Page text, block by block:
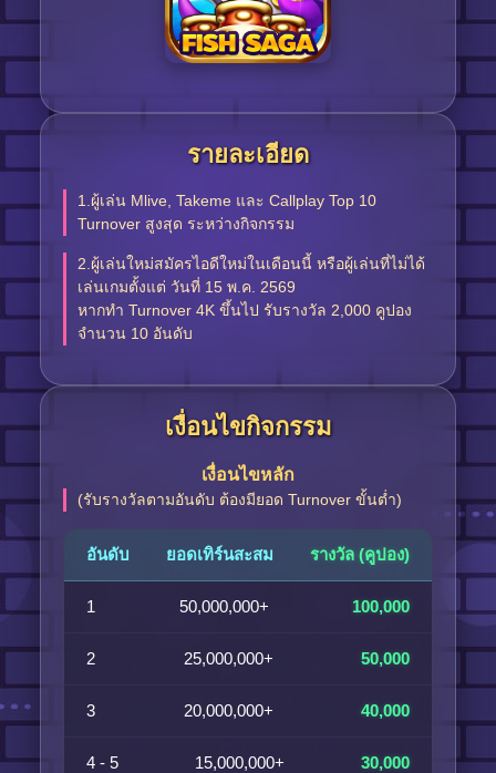
รายละเอียด
1.ผู้เล่น Mlive, Takeme และ Callplay Top 10
Turnover สูงสุด ระหว่างกิจกรรม
2.ผู้เล่นใหม่สมัครไอดีใหม่ในเดือนนี้ หรือผู้เล่นที่ไม่ได้
เล่นเกมตั้งแต่ วันที่ 15 พ.ค. 2569
หากทำ Turnover 4K ขึ้นไป รับรางวัล 2,000 คูปอง
จำนวน 10 อันดับ
เงื่อนไขกิจกรรม
เงื่อนไขหลัก
(รับรางวัลตามอันดับ ต้องมียอด Turnover ขั้นต่ำ)
อันดับ ยอดเทิร์นสะสม รางวัล (คูปอง)
1 50,000,000+ 100,000
2 25,000,000+ 50,000
3 20,000,000+ 40,000
4 - 5 15,000,000+ 30,000